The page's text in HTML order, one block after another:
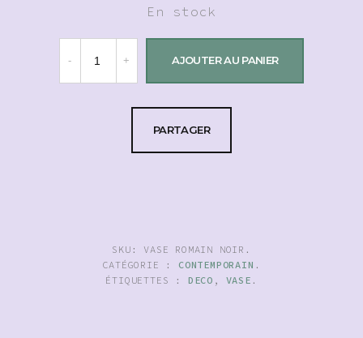
En stock
AJOUTER AU PANIER
PARTAGER
SKU: VASE ROMAIN NOIR .
CATÉGORIE : CONTEMPORAIN .
ÉTIQUETTES : DECO , VASE .